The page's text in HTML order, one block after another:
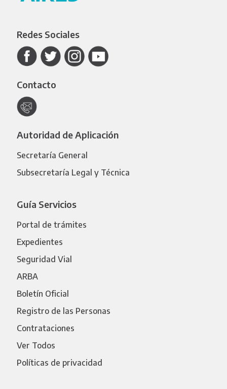
Redes Sociales
Contacto
Autoridad de Aplicación
Secretaría General
Subsecretaría Legal y Técnica
Guía Servicios
Portal de trámites
Expedientes
Seguridad Vial
ARBA
Boletín Oficial
Registro de las Personas
Contrataciones
Ver Todos
Políticas de privacidad